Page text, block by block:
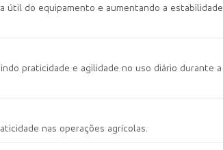
útil do equipamento e aumentando a estabilidade
praticidade e agilidade no uso diário durante a
nas operações agrícolas.